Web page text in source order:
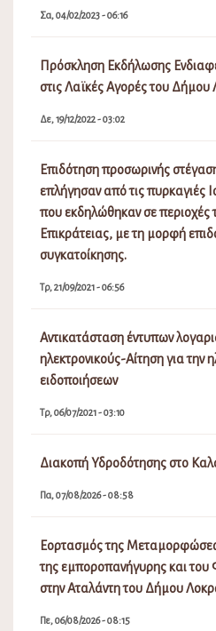
Σα, 04/02/2023 - 06:16
Πρόσκληση Εκδήλωσης
στις Λαϊκές Αγορές του Δήμου
Δε, 19/12/2022 - 03:02
Επιδότηση προσωρινής
επλήγησαν από τις πυρκαγιές
που εκδηλώθηκαν σε περιοχές
Επικράτειας, με τη μορφή
συγκατοίκησης.
Τρ, 21/09/2021 - 06:56
Αντικατάσταση έντυπων
ηλεκτρονικούς-Αίτηση για την
ειδοποιήσεων
Τρ, 06/07/2021 - 03:10
Διακοπή Υδροδότησης στο
Πα, 07/08/2026 - 08:58
Εορτασμός της
της εμποροπανήγυρης και του
στην Αταλάντη του Δήμου
Πε, 06/08/2026 - 08:15